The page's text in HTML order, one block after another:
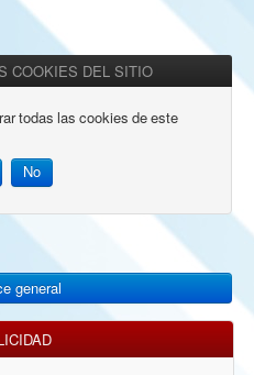
COOKIES DEL SITIO
todas las cookies de este
general